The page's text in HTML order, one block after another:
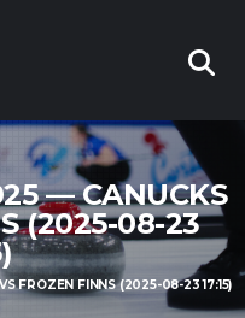
— CANUCKS
(2025-08-23
FROZEN FINNS (2025-08-23 17:15)